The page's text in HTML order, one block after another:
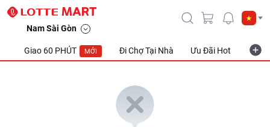
Nam Sài Gòn
Giao 60 PHÚT MỚI Đi Chợ Tại Nhà Ưu Đãi Hot
LOTTE Mart Viet Nam